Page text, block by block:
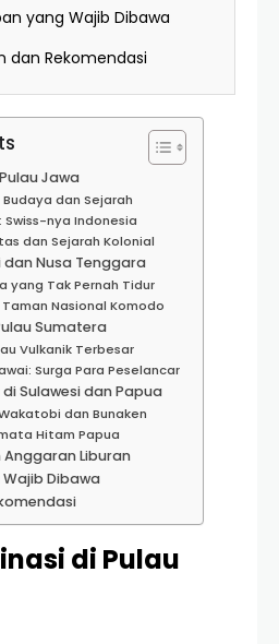
yang Wajib Dibawa
dan Rekomendasi
Jawa
dan Sejarah
nya Indonesia
dan Sejarah Kolonial
Nusa Tenggara
yang Tak Pernah Tidur
Nasional Komodo
Sumatera
Vulkanik Terbesar
Surga Para Peselancar
Sulawesi dan Papua
dan Bunaken
Hitam Papua
Liburan
Dibawa
di Pulau